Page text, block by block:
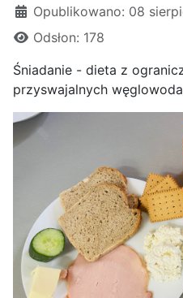
Opublikowano: 08
Odsłon: 178
Śniadanie - dieta z
przyswajalnych